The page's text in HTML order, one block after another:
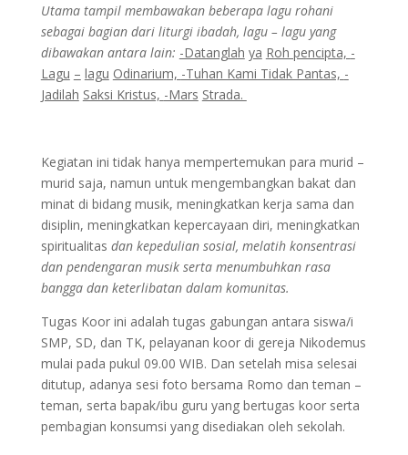
Utama tampil membawakan beberapa lagu rohani
sebagai bagian dari liturgi ibadah, lagu – lagu yang
dibawakan antara lain: -Datanglah ya Roh pencipta, -
Lagu – lagu Odinarium, -Tuhan Kami Tidak Pantas, -
Jadilah Saksi Kristus, -Mars Strada.
Kegiatan ini tidak hanya mempertemukan para murid –
murid saja, namun untuk mengembangkan bakat dan
minat di bidang musik, meningkatkan kerja sama dan
disiplin, meningkatkan kepercayaan diri, meningkatkan
spiritualitas dan kepedulian sosial, melatih konsentrasi
dan pendengaran musik serta menumbuhkan rasa
bangga dan keterlibatan dalam komunitas.
Tugas Koor ini adalah tugas gabungan antara siswa/i
SMP, SD, dan TK, pelayanan koor di gereja Nikodemus
mulai pada pukul 09.00 WIB. Dan setelah misa selesai
ditutup, adanya sesi foto bersama Romo dan teman –
teman, serta bapak/ibu guru yang bertugas koor serta
pembagian konsumsi yang disediakan oleh sekolah.